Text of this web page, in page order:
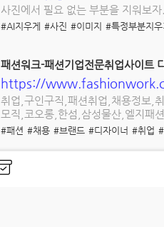
사진에서 필요 없는 부분을 지워보
#AI지우게 #사진 #이미지 #특정부분지우
패션워크-패션기업전문취업사이트
https://
취업,구인구직,패션취업,채용정보,
모직,코오롱,한섬,삼성물산,엘지패
#패션 #채용 #브랜드 #디자이너 #취업
잡카(jobcar)
https://www.jobcar.co.kr